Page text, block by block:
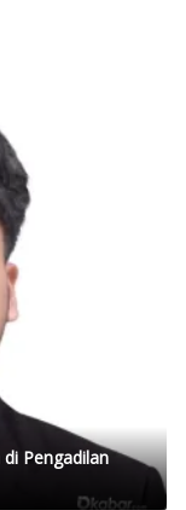
Pengadilan